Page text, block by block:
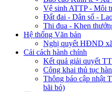
Vệ sinh ATTP - Môi
Đất đai - Dân số -
Thi đua - Khen
Hệ thống Văn bản
Nghị quyết HĐND
Cải cách hành chính
Kết quả giải quyết
Công khai thủ tục
Thông báo cập nhật
bãi bỏ)